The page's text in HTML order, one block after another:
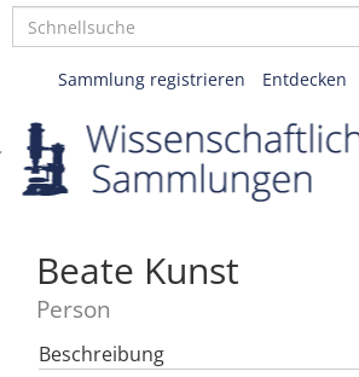
Entdecken
Sammlung registrieren
Beate Kunst
Person
Beschreibung